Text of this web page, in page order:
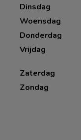
Dinsdag
Woensdag
Donderdag
Vrijdag
Zaterdag
Zondag